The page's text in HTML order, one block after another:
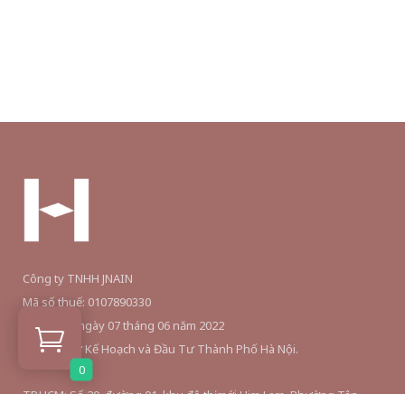
Công ty TNHH JNAIN
Mã số thuế: 0107890330
Ngày cấp: ngày 07 tháng 06 năm 2022
Nơi cấp: Sở Kế Hoạch và Đầu Tư Thành Phố Hà Nội.
0